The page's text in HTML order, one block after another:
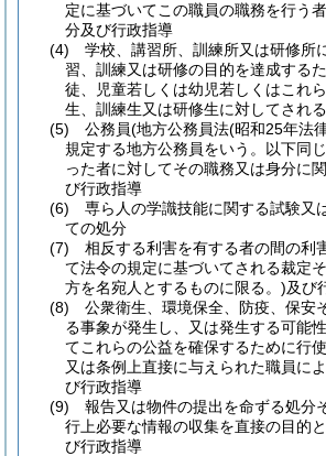
定に基づいてこの職員の職務を行う
分及び行政指導
(4)
学校、講習所、訓練所又は研修所
習、訓練又は研修の目的を達成する
徒、児童若しくは幼児若しくはこれ
生、訓練生又は研修生に対してされ
(5)
公務員(地方公務員法(昭和25年法
規定する地方公務員をいう。以下同
った者に対してその職務又は身分に
び行政指導
(6)
専ら人の学識技能に関する試験又
ての処分
(7)
相反する利害を有する者の間の利
て法令の規定に基づいてされる裁定
方を名宛人とするものに限る。)及び
(8)
公衆衛生、環境保全、防疫、保安
る事象が発生し、又は発生する可能
てこれらの公益を確保するために行
又は条例上直接に与えられた職員に
び行政指導
(9)
報告又は物件の提出を命ずる処分
行上必要な情報の収集を直接の目的
び行政指導